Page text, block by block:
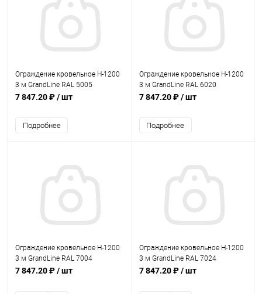
Ограждение кровельное Н-1200
3 м GrandLine RAL 5005
7 847.20 ₽/ шт
Подробнее
Ограждение кровельное Н-1200
3 м GrandLine RAL 6020
7 847.20 ₽/ шт
Подробнее
Ограждение кровельное Н-1200
3 м GrandLine RAL 7004
7 847.20 ₽/ шт
Ограждение кровельное Н-1200
3 м GrandLine RAL 7024
7 847.20 ₽/ шт